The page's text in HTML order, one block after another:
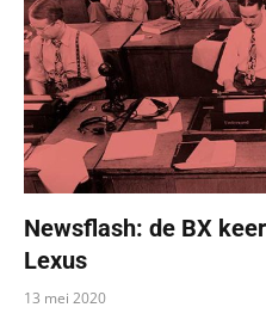
Newsflash: de BX
Lexus
13 mei 2020